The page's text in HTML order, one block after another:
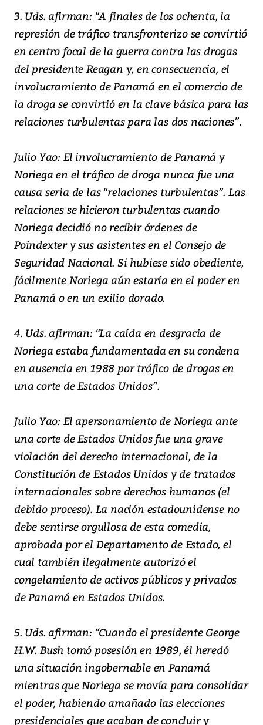
3. Uds. afirman: “A finales de los ochenta, la
represión de tráfico transfronterizo se convirtió
en centro focal de la guerra contra las drogas
del presidente Reagan y, en consecuencia, el
involucramiento de Panamá en el comercio de
la droga se convirtió en la clave básica para las
relaciones turbulentas para las dos naciones”.
Julio Yao: El involucramiento de Panamá y
Noriega en el tráfico de droga nunca fue una
causa seria de las “relaciones turbulentas”. Las
relaciones se hicieron turbulentas cuando
Noriega decidió no recibir órdenes de
Poindexter y sus asistentes en el Consejo de
Seguridad Nacional. Si hubiese sido obediente,
fácilmente Noriega aún estaría en el poder en
Panamá o en un exilio dorado.
4. Uds. afirman: “La caída en desgracia de
Noriega estaba fundamentada en su condena
en ausencia en 1988 por tráfico de drogas en
una corte de Estados Unidos”.
Julio Yao: El apersonamiento de Noriega ante
una corte de Estados Unidos fue una grave
violación del derecho internacional, de la
Constitución de Estados Unidos y de tratados
internacionales sobre derechos humanos (el
debido proceso). La nación estadounidense no
debe sentirse orgullosa de esta comedia,
aprobada por el Departamento de Estado, el
cual también ilegalmente autorizó el
congelamiento de activos públicos y privados
de Panamá en Estados Unidos.
5. Uds. afirman: “Cuando el presidente George
H.W. Bush tomó posesión en 1989, él heredó
una situación ingobernable en Panamá
mientras que Noriega se movía para consolidar
el poder, habiendo amañado las elecciones
presidenciales que acaban de concluir y